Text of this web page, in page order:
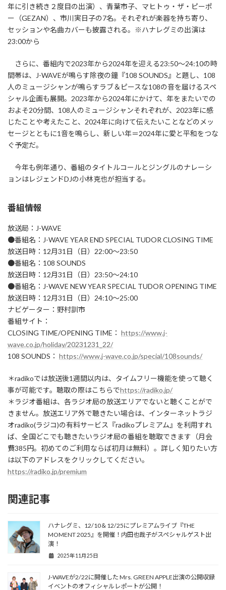
年に引き続き２度目の出演）、青葉市子、マヒトゥ・ザ・ピーポ
ー（GEZAN）、市川実日子の7名。それぞれが楽器を持ち寄り、
セッションや名曲カバーも披露される。※ハナレグミの出演は
23:00から
さらに、番組内で2023年から2024年を迎える23:50～24:10の時
間帯は、J-WAVEが鳴らす除夜の鐘『108 SOUNDS』と題し、108
人のミュージシャンが鳴らすラブ＆ピースな108の音を届けるスペ
シャル企画も展開。2023年から2024年にかけて、年をまたいでの
およそ20分間、108人のミュージシャンそれぞれが、2023年に感
じたことや考えたこと、2024年に向けて伝えたいことなどのメッ
セージとともに1音を鳴らし、新しい年＝2024年に愛と平和をつな
ぐ予定だ。
今年も例年通り、番組のタイトルコールとジングルのナレーシ
ョンはレジェンドDJの小林克也が担当する。
番組情報
放送局：J-WAVE
●番組名：J-WAVE YEAR END SPECIAL TUDOR CLOSING TIME
放送日時：12月31日（日）22:00～23:50
●番組名：108 SOUNDS
放送日時：12月31日（日）23:50～24:10
●番組名：J-WAVE NEW YEAR SPECIAL TUDOR OPENING TIME
放送日時：12月31日（日）24:10～25:00
ナビゲーター：野村訓市
番組サイト：
CLOSING TIME/OPENING TIME： https://www.j-
wave.co.jp/holiday/20231231_22/
108 SOUNDS： https://www.j-wave.co.jp/special/108sounds/
＊radikoでは放送後1週間以内は、タイムフリー機能を使って聴く
事が可能です。聴取の際はこちらでhttps://radiko.jp/
＊ラジオ番組は、各ラジオ局の放送エリアでないと聴くことがで
きません。放送エリア外で聴きたい場合は、インターネットラジ
オradiko(ラジコ)の有料サービス『radikoプレミアム』を利用すれ
ば、全国どこでも聴きたいラジオ局の番組を聴取できます（月会
費385円。初めてのご利用ならば初月は無料）。詳しく知りたい方
は以下のアドレスをクリックしてください。
https://radiko.jp/premium
関連記事
ハナレグミ、12/10＆12/25にプレミアムライブ『THE
MOMENT 2025』を開催！内田也哉子がスペシャルゲスト出
演！
2025年11月25日
J-WAVEが2/22に開催した Mrs. GREEN APPLE出演の公開収録
イベントのオフィシャルレポートが公開！